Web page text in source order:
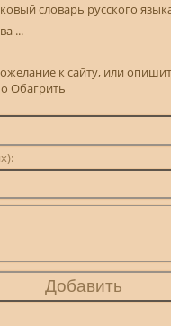
словарь русского
...
к сайту, или
Обагрить